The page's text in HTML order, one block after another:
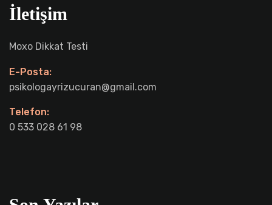
İletişim
Moxo Dikkat Testi
E-Posta:
psikologayrizucuran@gmail.com
Telefon:
0 533 028 61 98